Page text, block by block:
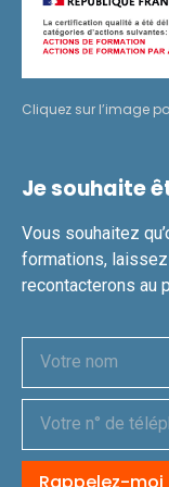
Cliquez sur l’image
Je souhaite
Vous souhaitez
formations,
recontacterons au
Rappelez-moi